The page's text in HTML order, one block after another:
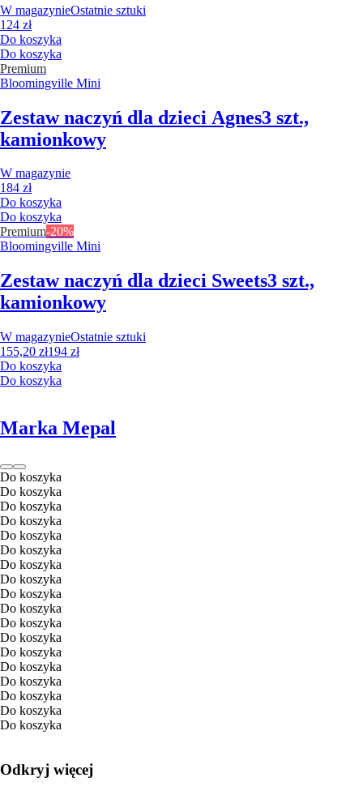
W magazynieOstatnie sztuki
124 zł
Do koszyka
Do koszyka
Premium
Bloomingville Mini
Zestaw naczyń dla dzieci Agnes3 szt.,
kamionkowy
W magazynie
184 zł
Do koszyka
Do koszyka
Premium-20%
Bloomingville Mini
Zestaw naczyń dla dzieci Sweets3 szt.,
kamionkowy
W magazynieOstatnie sztuki
155,20 zł194 zł
Do koszyka
Do koszyka
Marka Mepal
Do koszyka
Do koszyka
Do koszyka
Do koszyka
Do koszyka
Do koszyka
Do koszyka
Do koszyka
Do koszyka
Do koszyka
Do koszyka
Do koszyka
Do koszyka
Do koszyka
Do koszyka
Do koszyka
Do koszyka
Do koszyka
Odkryj więcej